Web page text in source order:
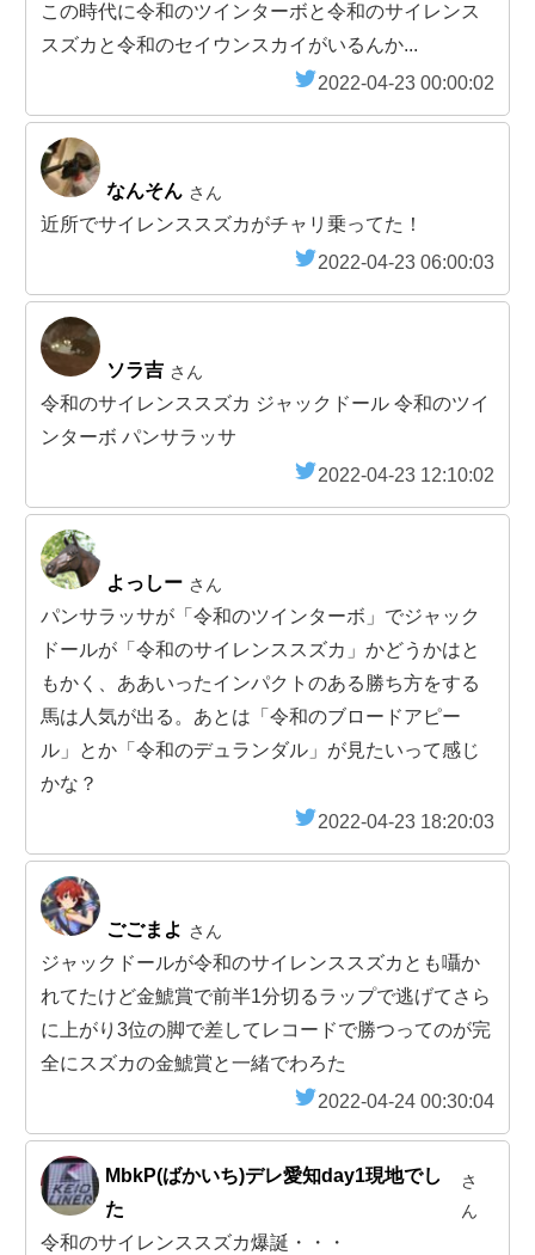
この時代に令和のツインターボと令和のサイレンス
スズカと令和のセイウンスカイがいるんか...
2022-04-23 00:00:02
なんそん さん
近所でサイレンススズカがチャリ乗ってた！
2022-04-23 06:00:03
ソラ吉 さん
令和のサイレンススズカ ジャックドール 令和のツイ
ンターボ パンサラッサ
2022-04-23 12:10:02
よっしー さん
パンサラッサが「令和のツインターボ」でジャック
ドールが「令和のサイレンススズカ」かどうかはと
もかく、ああいったインパクトのある勝ち方をする
馬は人気が出る。あとは「令和のブロードアピー
ル」とか「令和のデュランダル」が見たいって感じ
かな？
2022-04-23 18:20:03
ごごまよ さん
ジャックドールが令和のサイレンススズカとも囁か
れてたけど金鯱賞で前半1分切るラップで逃げてさら
に上がり3位の脚で差してレコードで勝つってのが完
全にスズカの金鯱賞と一緒でわろた
2022-04-24 00:30:04
MbkP(ばかいち)デレ愛知day1現地でし
た
さ
ん
令和のサイレンススズカ爆誕・・・